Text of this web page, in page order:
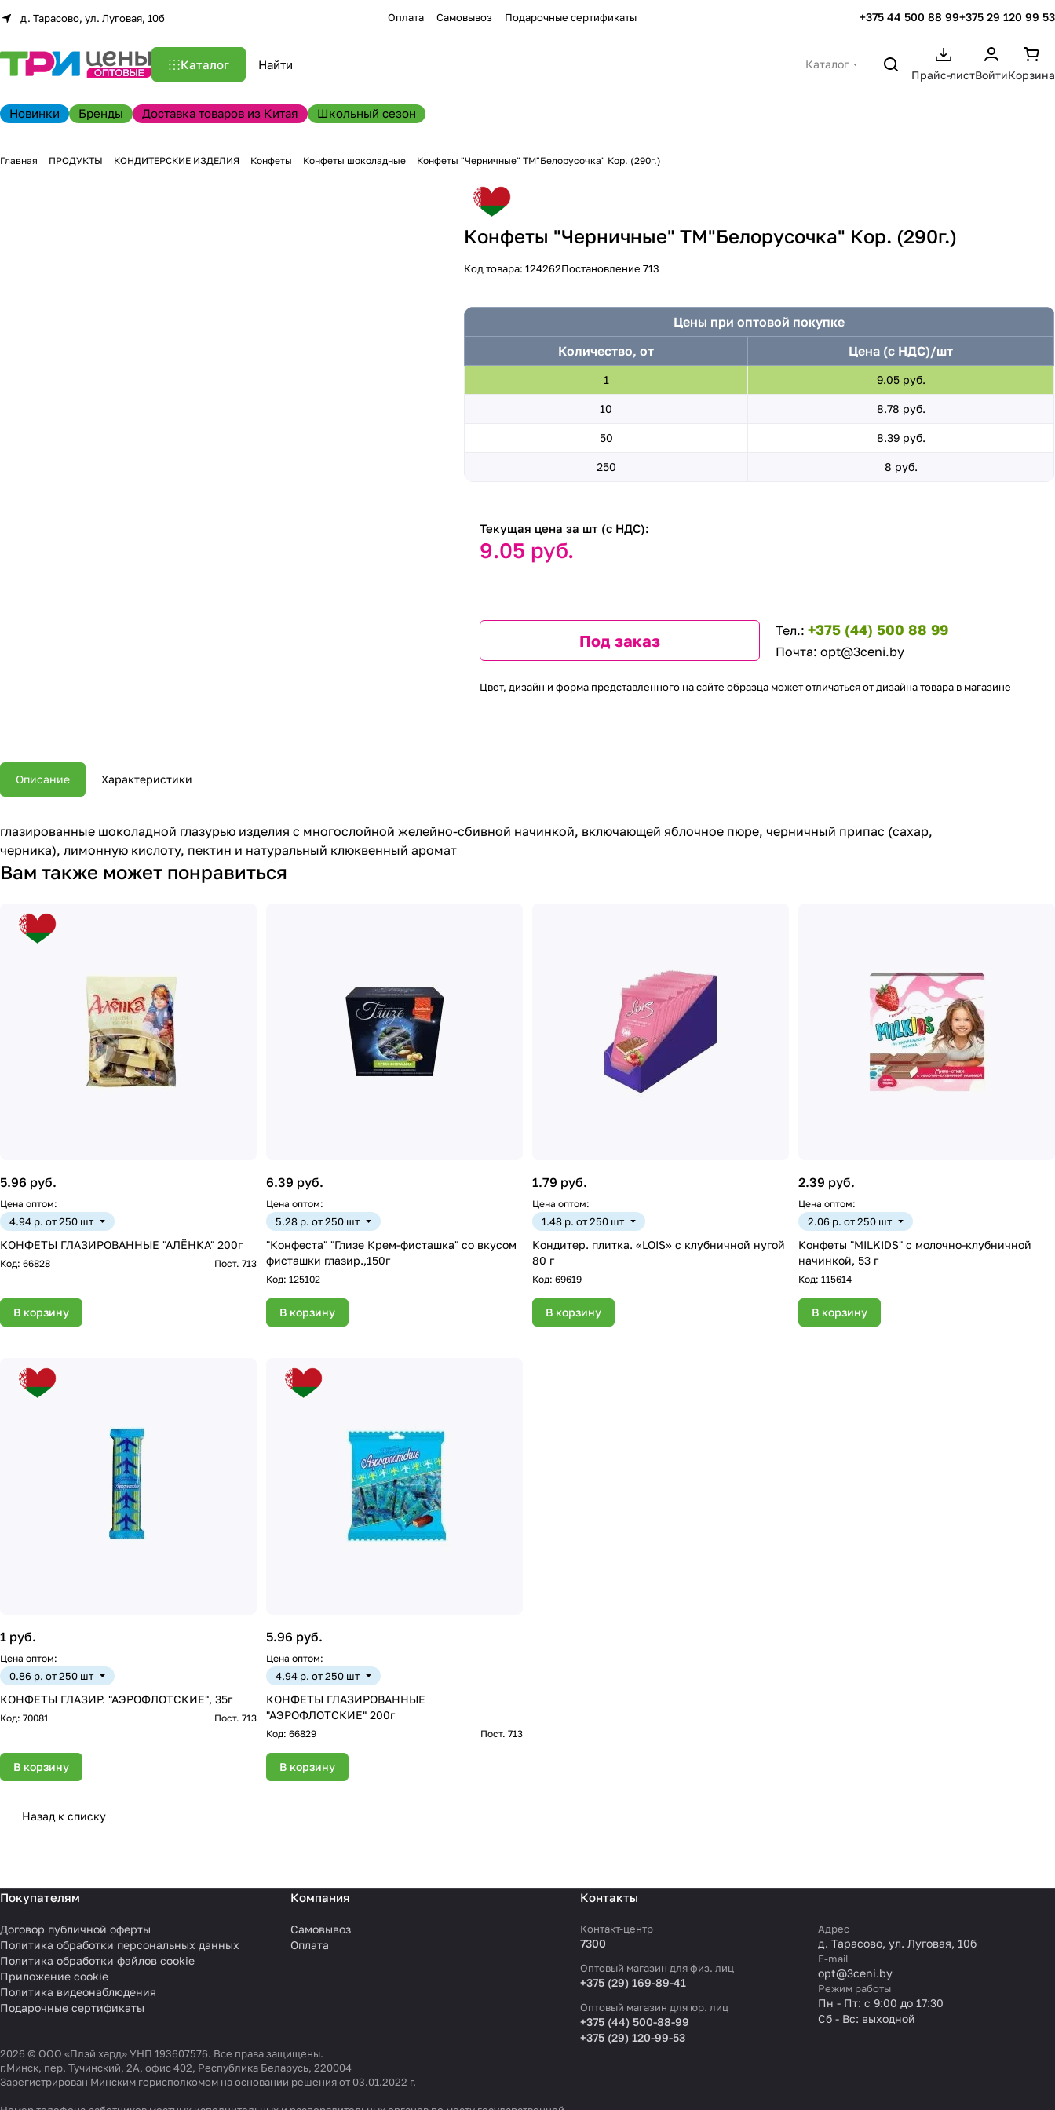
д. Тарасово, ул. Луговая, 10б Оплата Самовывоз Подарочные сертификаты +375 44 500 88 99+375 29 120 99 53
Каталог
Каталог
Прайс-листВойтиКорзина
Новинки Бренды Доставка товаров из Китая Школьный сезон
Главная ПРОДУКТЫ КОНДИТЕРСКИЕ ИЗДЕЛИЯ Конфеты Конфеты шоколадные Конфеты "Черничные" ТМ"Белорусочка" Кор. (290г.)
Конфеты "Черничные" ТМ"Белорусочка" Кор. (290г.)
Код товара:124262Постановление 713
Цены при оптовой покупке
Количество, от
Цена (с НДС)/шт
1 9.05 руб.
10 8.78 руб.
50 8.39 руб.
250 8 руб.
Текущая цена за шт (с НДС):
9.05 руб.
Под заказ
Тел.: +375 (44) 500 88 99
Почта: opt@3ceni.by
Цвет, дизайн и форма представленного на сайте образца может отличаться от дизайна товара в магазине
Описание Характеристики
глазированные шоколадной глазурью изделия с многослойной желейно-сбивной начинкой, включающей яблочное пюре, черничный припас (сахар,
черника), лимонную кислоту, пектин и натуральный клюквенный аромат
Вам также может понравиться
5.96 руб.
Цена оптом:
4.94 р. от 250 шт
КОНФЕТЫ ГЛАЗИРОВАННЫЕ "АЛЁНКА" 200г
Код: 66828 Пост. 713
В корзину
6.39 руб.
Цена оптом:
5.28 р. от 250 шт
"Конфеста" "Глизе Крем-фисташка" со вкусом
фисташки глазир.,150г
Код: 125102
В корзину
1.79 руб.
Цена оптом:
1.48 р. от 250 шт
Кондитер. плитка. «LOIS» с клубничной нугой
80 г
Код: 69619
В корзину
2.39 руб.
Цена оптом:
2.06 р. от 250 шт
Конфеты "MILKIDS" с молочно-клубничной
начинкой, 53 г
Код: 115614
В корзину
1 руб.
Цена оптом:
0.86 р. от 250 шт
КОНФЕТЫ ГЛАЗИР. "АЭРОФЛОТСКИЕ", 35г
Код: 70081 Пост. 713
В корзину
5.96 руб.
Цена оптом:
4.94 р. от 250 шт
КОНФЕТЫ ГЛАЗИРОВАННЫЕ
"АЭРОФЛОТСКИЕ" 200г
Код: 66829 Пост. 713
В корзину
Назад к списку
Покупателям
Договор публичной оферты
Политика обработки персональных данных
Политика обработки файлов cookie
Приложение cookie
Политика видеонаблюдения
Подарочные сертификаты
Компания
Самовывоз
Оплата
Контакты
Контакт-центр
7300
Оптовый магазин для физ. лиц
+375 (29) 169-89-41
Оптовый магазин для юр. лиц
+375 (44) 500-88-99
+375 (29) 120-99-53
Адрес
д. Тарасово, ул. Луговая, 10б
E-mail
opt@3ceni.by
Режим работы
Пн - Пт: с 9:00 до 17:30
Сб - Вс: выходной
2026 © ООО «Плэй хард» УНП 193607576. Все права защищены.
г.Минск, пер. Тучинский, 2А, офис 402, Республика Беларусь, 220004
Зарегистрирован Минским горисполкомом на основании решения от 03.01.2022 г.